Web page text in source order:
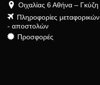
Οιχαλίας 6 Αθήνα – Γκύζη
Πληροφορίες μεταφορικών
- αποστολών
Προσφορές